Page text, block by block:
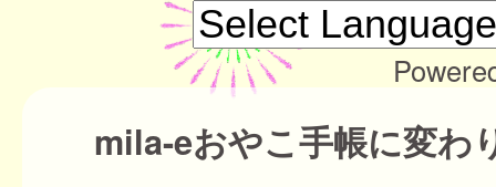
mila-eおやこ手帳に変わ